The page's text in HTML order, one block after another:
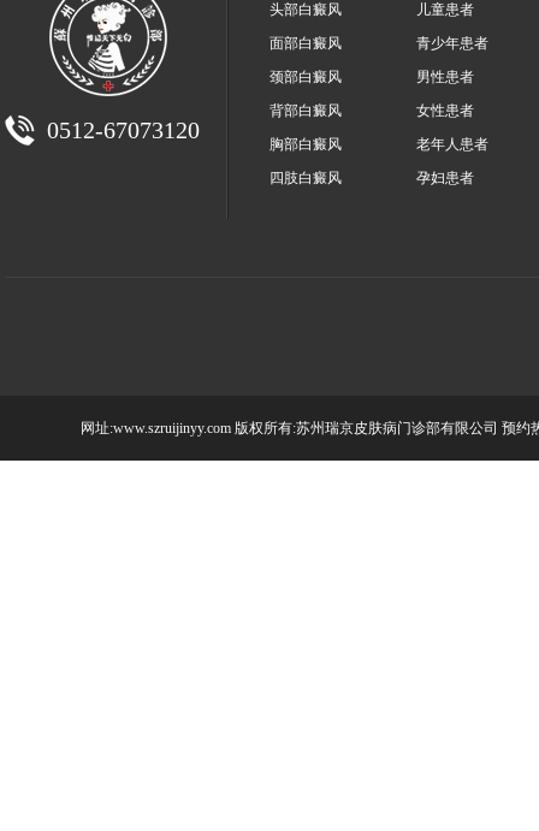
0512-67073120
头部白癜风
面部白癜风
颈部白癜风
背部白癜风
胸部白癜风
四肢白癜风
儿童患者
青少年患者
男性患者
女性患者
老年人患者
孕妇患者
网址:www.szruijinyy.com 版权所有:苏州瑞京皮肤病门诊部有限公司 预约